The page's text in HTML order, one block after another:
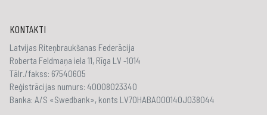
KONTAKTI
Latvijas Riteņbraukšanas Federācija
Roberta Feldmaņa iela 11, Rīga LV -1014
Tālr./fakss: 67540605
Reģistrācijas numurs: 40008023340
Banka: A/S «Swedbank», konts LV70HABA000140J038044